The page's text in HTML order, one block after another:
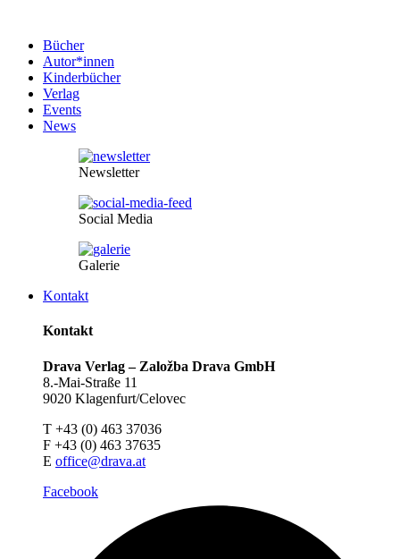
Bücher
Autor*innen
Kinderbücher
Verlag
Events
News
Newsletter
Social Media
Galerie
Kontakt
Kontakt
Drava Verlag – Založba Drava GmbH
8.-Mai-Straße 11
9020 Klagenfurt/Celovec
T +43 (0) 463 37036
F +43 (0) 463 37635
E office@drava.at
Facebook